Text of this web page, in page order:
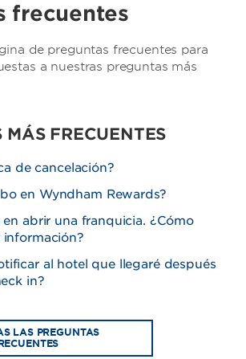
frecuentes
de preguntas frecuentes para
a nuestras preguntas más
MÁS FRECUENTES
de cancelación?
en Wyndham Rewards?
abrir una franquicia. ¿Cómo
al hotel que llegaré después
in?
LAS PREGUNTAS